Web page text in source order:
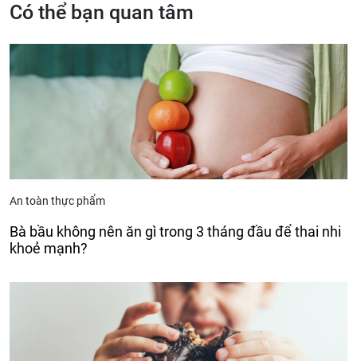
Có thể bạn quan tâm
An toàn thực phẩm
Bà bầu không nên ăn gì trong 3 tháng đầu để thai nhi
khoẻ mạnh?